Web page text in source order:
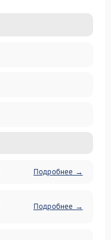
Подробнее →
Подробнее →